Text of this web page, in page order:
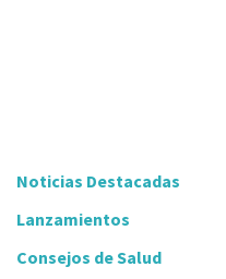
Noticias Destacadas
Lanzamientos
Consejos de Salud